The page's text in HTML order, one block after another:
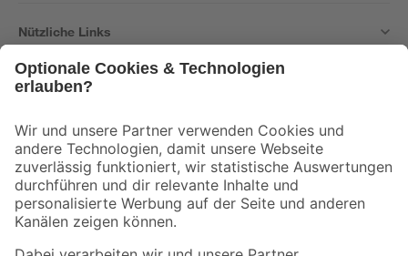
Nützliche Links
Der toom Newsletter: Keine Angebote und Aktionen mehr verpassen!
Zur Newsletter Anmeldung
Folge uns